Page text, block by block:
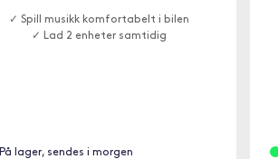
✓ Spill musikk komfortabelt i bilen
✓ Lad 2 enheter samtidig
På lager, sendes i morgen